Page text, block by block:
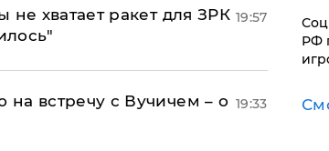
хватает ракет для ЗРК 19:57
встречу с Вучичем – о 19:33
РФ